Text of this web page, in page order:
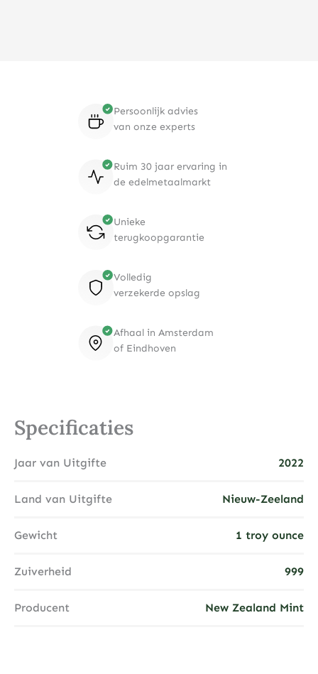
Persoonlijk advies
van onze experts
Ruim 30 jaar ervaring in
de edelmetaalmarkt
Unieke
terugkoopgarantie
Volledig
verzekerde opslag
Afhaal in Amsterdam
of Eindhoven
Specificaties
Jaar van Uitgifte 2022
Land van Uitgifte Nieuw-Zeeland
Gewicht 1 troy ounce
Zuiverheid 999
Producent New Zealand Mint